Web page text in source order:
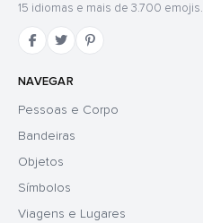
15 idiomas e mais de 3.700 emojis.
NAVEGAR
Pessoas e Corpo
Bandeiras
Objetos
Símbolos
Viagens e Lugares